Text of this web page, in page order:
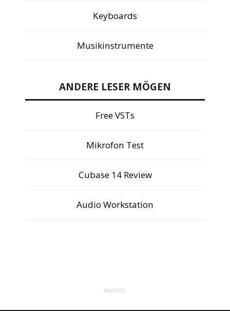
Keyboards
Musikinstrumente
ANDERE LESER MÖGEN
Free VSTs
Mikrofon Test
Cubase 14 Review
Audio Workstation
ANZEIGE